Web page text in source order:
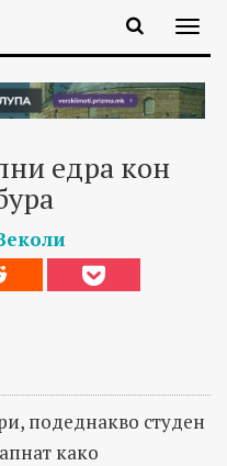
едра кон
подеднакво студен
како